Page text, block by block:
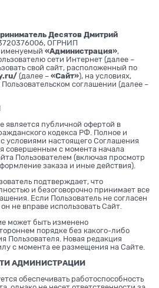
Десятов Дмитрий
ОГРНИП
именуемый «Администрация»,
сети Интернет (далее –
свой сайт, расположенный по
(далее – «Сайт»), на условиях,
соглашении (далее –
является публичной офертой в
кодекса РФ. Полное и
условиями настоящего Соглашения
совершенным с момента начала
Пользователем (включая просмотр
заказа и иные действия).
подтверждает, что
и безоговорочно принимает все
Если Пользователь не согласен
не вправе использовать Сайт.
может быть изменено
порядке без какого-либо
Пользователя. Новая редакция
с момента ее размещения на Сайте.
АДМИНИСТРАЦИИ
обеспечивать работоспособность